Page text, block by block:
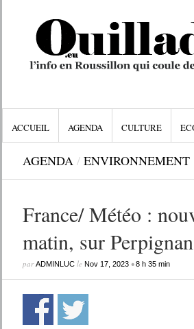
ACCUEIL AGENDA CULTURE
AGENDA / ENVIRONNEMENT
France/ Météo :
matin, sur
parADMINLUCle Nov 17, 2023•8 h 35 min